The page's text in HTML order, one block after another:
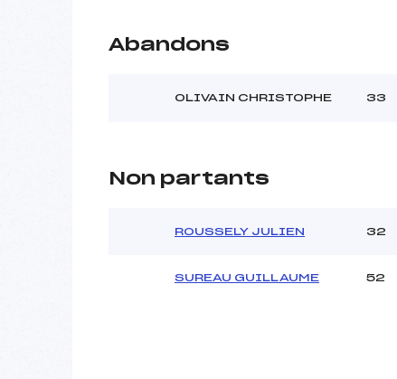
Abandons
OLIVAIN CHRISTOPHE 33
Non partants
ROUSSELY JULIEN 32
SUREAU GUILLAUME 52